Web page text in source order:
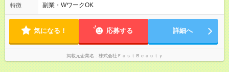
決定します 扶養内勤務・ダブルワークOK
特徴 副業・WワークOK
気になる！ 応募する 詳細へ
掲載元企業名 株式会社ＦａｓｔＢｅａｕｔｙ